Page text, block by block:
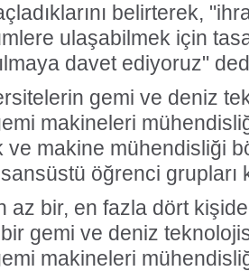
belirterek,
ulaşabilmek için
davet ediyoruz"
gemi ve deniz
makineleri
ve makine mühendisliği
öğrenci grupları
az bir, en fazla dört
gemi ve deniz
makineleri